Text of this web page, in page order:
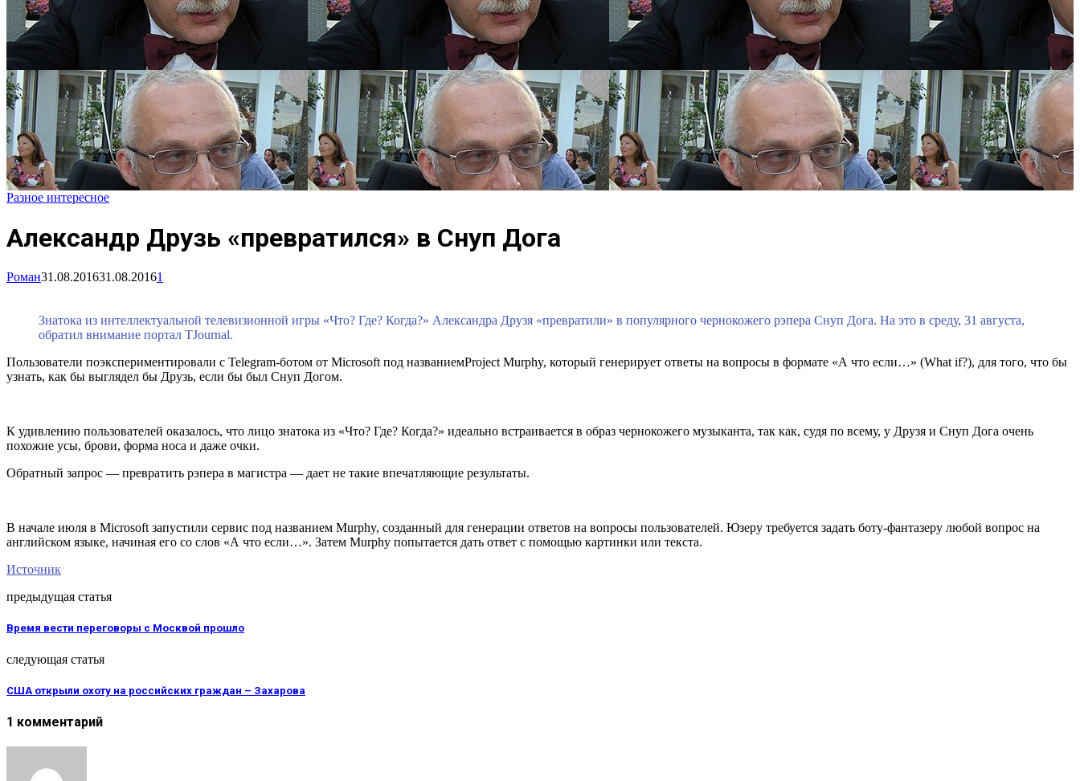
Разное интересное
Александр Друзь «превратился» в Снуп Дога
Роман31.08.201631.08.20161
Знатока из интеллектуальной телевизионной игры «Что? Где? Когда?» Александра Друзя «превратили» в популярного чернокожего рэпера Снуп Дога. На это в среду, 31 августа,
обратил внимание портал TJournal.
Пользователи поэкспериментировали с Telegram-ботом от Microsoft под названиемProject Murphy, который генерирует ответы на вопросы в формате «А что если…» (What if?), для того, что бы
узнать, как бы выглядел бы Друзь, если бы был Снуп Догом.
К удивлению пользователей оказалось, что лицо знатока из «Что? Где? Когда?» идеально встраивается в образ чернокожего музыканта, так как, судя по всему, у Друзя и Снуп Дога очень
похожие усы, брови, форма носа и даже очки.
Обратный запрос — превратить рэпера в магистра — дает не такие впечатляющие результаты.
В начале июля в Microsoft запустили сервис под названием Murphy, созданный для генерации ответов на вопросы пользователей. Юзеру требуется задать боту-фантазеру любой вопрос на
английском языке, начиная его со слов «А что если…». Затем Murphy попытается дать ответ с помощью картинки или текста.
Источник
предыдущая статья
Время вести переговоры с Москвой прошло
следующая статья
США открыли охоту на российских граждан – Захарова
1 комментарий